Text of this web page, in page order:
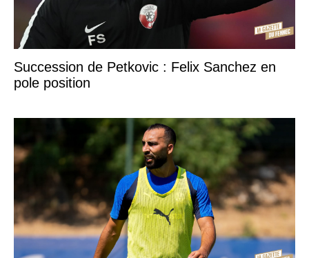
Succession de Petkovic : Felix Sanchez en
pole position